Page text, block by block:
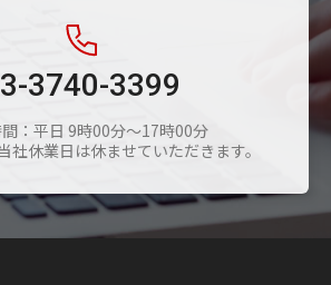
3740-3399
：平日 9時00分～17時00分
休業日は休ませていただきます。